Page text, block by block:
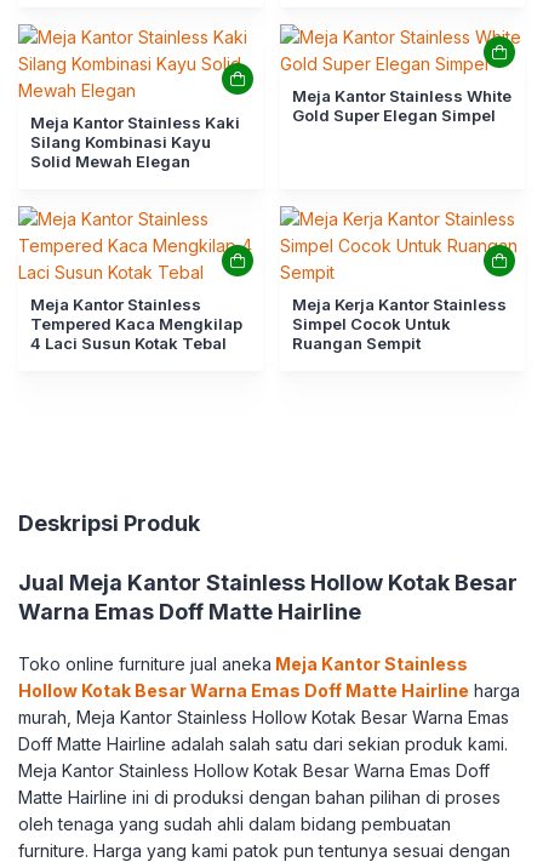
Meja Kantor Stainless Kaki
Silang Kombinasi Kayu
Solid Mewah Elegan
Meja Kantor Stainless White
Gold Super Elegan Simpel
Meja Kantor Stainless
Tempered Kaca Mengkilap
4 Laci Susun Kotak Tebal
Meja Kerja Kantor Stainless
Simpel Cocok Untuk
Ruangan Sempit
Deskripsi Produk
Jual Meja Kantor Stainless Hollow Kotak Besar
Warna Emas Doff Matte Hairline
Toko online furniture jual aneka Meja Kantor Stainless
Hollow Kotak Besar Warna Emas Doff Matte Hairline harga
murah, Meja Kantor Stainless Hollow Kotak Besar Warna Emas
Doff Matte Hairline adalah salah satu dari sekian produk kami.
Meja Kantor Stainless Hollow Kotak Besar Warna Emas Doff
Matte Hairline ini di produksi dengan bahan pilihan di proses
oleh tenaga yang sudah ahli dalam bidang pembuatan
furniture. Harga yang kami patok pun tentunya sesuai dengan